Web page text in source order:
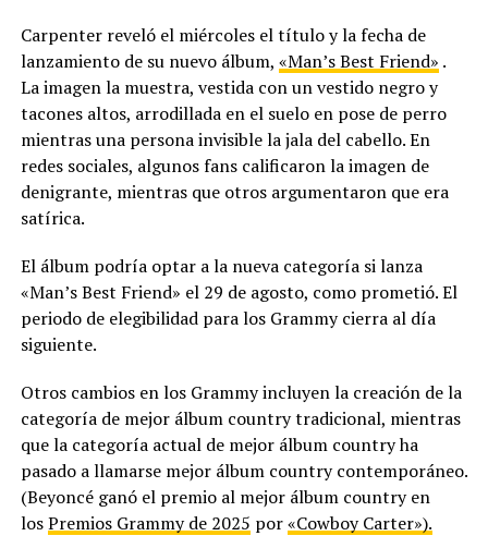
Carpenter reveló el miércoles el título y la fecha de
lanzamiento de su nuevo álbum, «Man’s Best Friend» .
La imagen la muestra, vestida con un vestido negro y
tacones altos, arrodillada en el suelo en pose de perro
mientras una persona invisible la jala del cabello. En
redes sociales, algunos fans calificaron la imagen de
denigrante, mientras que otros argumentaron que era
satírica.
El álbum podría optar a la nueva categoría si lanza
«Man’s Best Friend» el 29 de agosto, como prometió. El
periodo de elegibilidad para los Grammy cierra al día
siguiente.
Otros cambios en los Grammy incluyen la creación de la
categoría de mejor álbum country tradicional, mientras
que la categoría actual de mejor álbum country ha
pasado a llamarse mejor álbum country contemporáneo.
(Beyoncé ganó el premio al mejor álbum country en
losPremios Grammy de 2025 por«Cowboy Carter»).